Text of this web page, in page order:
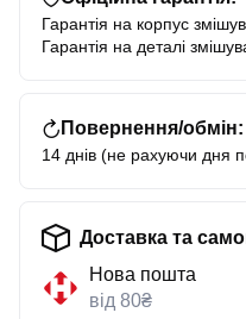
Гарантія на корпус
Гарантія на деталі
Повернення/обмін:
14 днів (не рахуючи дня
Доставка та
Нова пошта
від 80₴